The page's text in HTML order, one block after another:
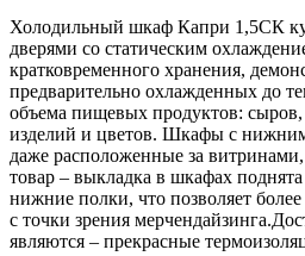
Холодильный шкаф Капри 1,5СК
дверями со статическим
кратковременного хранения,
предварительно охлажденных до
объема пищевых продуктов: сыров,
изделий и цветов. Шкафы с
даже расположенные за
товар – выкладка в шкафах
нижние полки, что позволяет
с точки зрения
являются – прекрасные